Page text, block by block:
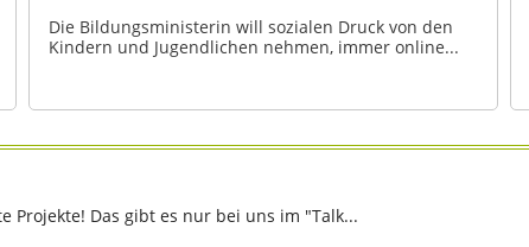
Die Bildungsministerin will sozialen Druck von den
Kindern und Jugendlichen nehmen, immer online...
Projekte! Das gibt es nur bei uns im "Talk...